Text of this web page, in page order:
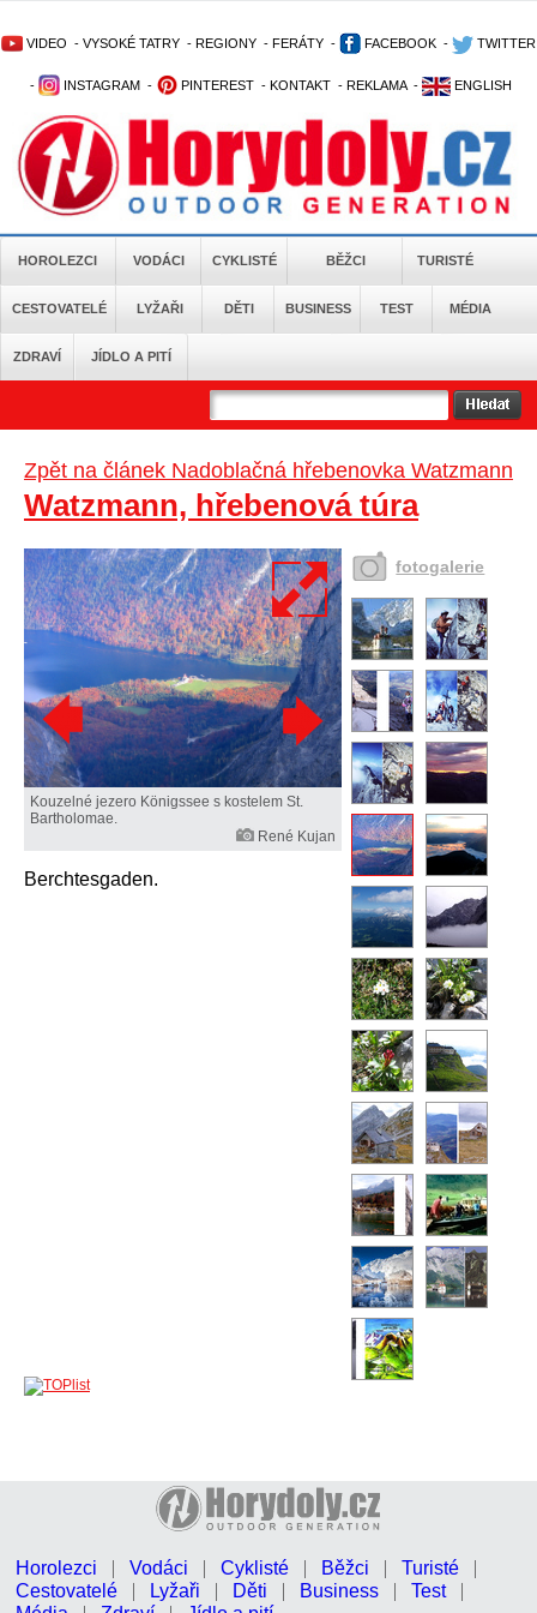
VIDEO - VYSOKÉ TATRY - REGIONY - FERÁTY - FACEBOOK - TWITTER
- INSTAGRAM - PINTEREST - KONTAKT - REKLAMA - ENGLISH
HOROLEZCI VODÁCI CYKLISTÉ BĚŽCI TURISTÉ
CESTOVATELÉ LYŽAŘI DĚTI BUSINESS TEST MÉDIA
ZDRAVÍ JÍDLO A PITÍ
Zpět na článek Nadoblačná hřebenovka Watzmann
Watzmann, hřebenová túra
Kouzelné jezero Königssee s kostelem St.
Bartholomae.
René Kujan
Berchtesgaden.
fotogalerie
Horolezci Vodáci Cyklisté Běžci
Turisté
Cestovatelé
Lyžaři Děti Business
Test